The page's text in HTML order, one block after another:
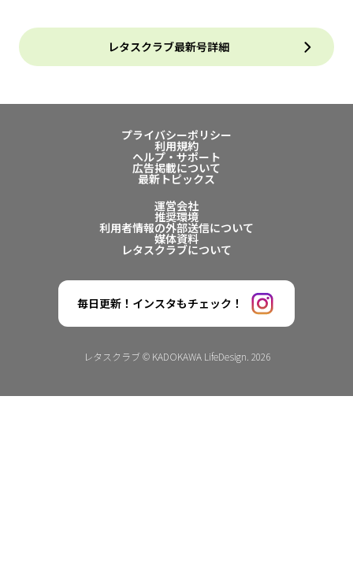
レタスクラブ最新号詳細
プライバシーポリシー
利用規約
ヘルプ・サポート
広告掲載について
最新トピックス
運営会社
推奨環境
利用者情報の外部送信について
媒体資料
レタスクラブについて
毎日更新！インスタもチェック！
レタスクラブ © KADOKAWA LifeDesign. 2026